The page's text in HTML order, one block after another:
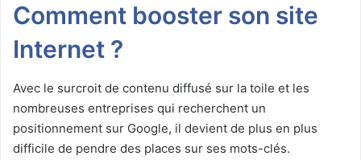
Comment booster son site
Internet ?
Avec le surcroit de contenu diffusé sur la toile et les
nombreuses entreprises qui recherchent un
positionnement sur Google, il devient de plus en plus
difficile de pendre des places sur ses mots-clés.